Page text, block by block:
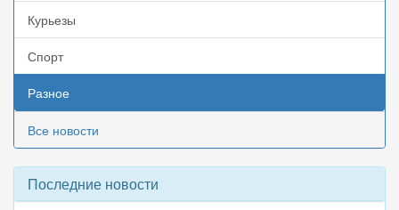
Курьезы
Спорт
Разное
Все новости
Последние новости